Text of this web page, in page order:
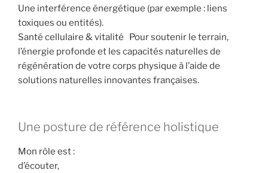
Une interférence énergétique (par exemple : liens
toxiques ou entités).
Santé cellulaire & vitalité Pour soutenir le terrain,
l’énergie profonde et les capacités naturelles de
régénération de votre corps physique à l’aide de
solutions naturelles innovantes françaises.
Une posture de référence holistique
Mon rôle est :
d’écouter,